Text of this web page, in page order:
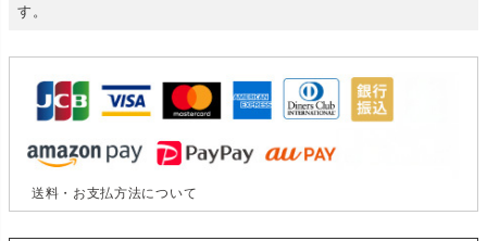
す。
送料・お支払方法について